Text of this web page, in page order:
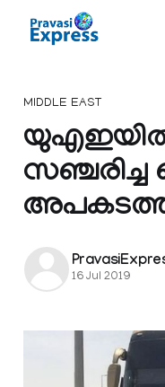
MIDDLE EAST
യുഎഇയില്‍
16 Jul 2019